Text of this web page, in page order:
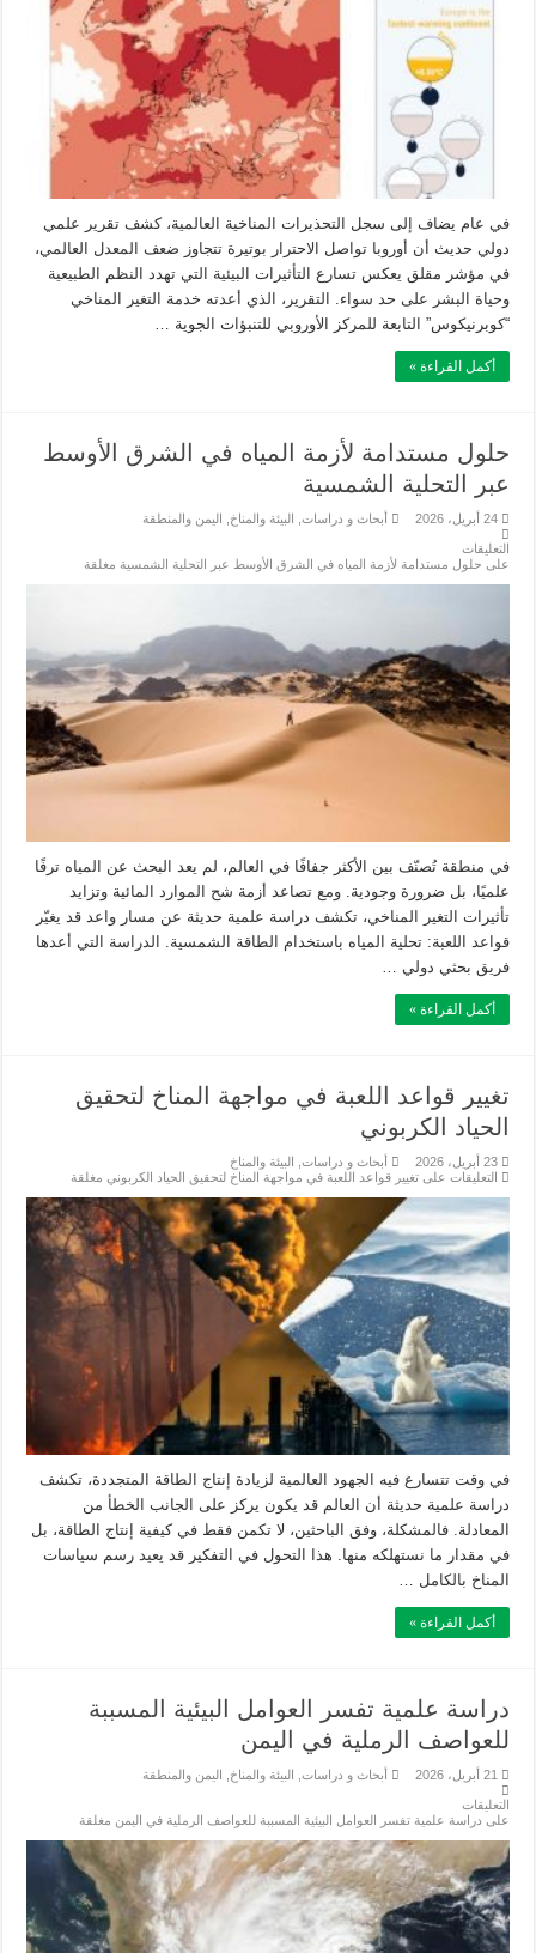
في عام يضاف إلى سجل التحذيرات المناخية العالمية، كشف تقرير علمي
دولي حديث أن أوروبا تواصل الاحترار بوتيرة تتجاوز ضعف المعدل العالمي،
في مؤشر مقلق يعكس تسارع التأثيرات البيئية التي تهدد النظم الطبيعية
وحياة البشر على حد سواء. التقرير، الذي أعدته خدمة التغير المناخي
“كوبرنيكوس” التابعة للمركز الأوروبي للتنبؤات الجوية …
أكمل القراءة »
حلول مستدامة لأزمة المياه في الشرق الأوسط
عبر التحلية الشمسية
24 أبريل، 2026 أبحاث و دراسات البيئة والمناخ اليمن والمنطقة
التعليقات
على حلول مستدامة لأزمة المياه في الشرق الأوسط عبر التحلية الشمسية مغلقة
في منطقة تُصنّف بين الأكثر جفافًا في العالم، لم يعد البحث عن المياه ترفًا
علميًا، بل ضرورة وجودية. ومع تصاعد أزمة شح الموارد المائية وتزايد
تأثيرات التغير المناخي، تكشف دراسة علمية حديثة عن مسار واعد قد يغيّر
قواعد اللعبة: تحلية المياه باستخدام الطاقة الشمسية. الدراسة التي أعدها
فريق بحثي دولي …
أكمل القراءة »
تغيير قواعد اللعبة في مواجهة المناخ لتحقيق
الحياد الكربوني
23 أبريل، 2026 أبحاث و دراسات البيئة والمناخ
التعليقات على تغيير قواعد اللعبة في مواجهة المناخ لتحقيق الحياد الكربوني مغلقة
في وقت تتسارع فيه الجهود العالمية لزيادة إنتاج الطاقة المتجددة، تكشف
دراسة علمية حديثة أن العالم قد يكون يركز على الجانب الخطأ من
المعادلة. فالمشكلة، وفق الباحثين، لا تكمن فقط في كيفية إنتاج الطاقة، بل
في مقدار ما نستهلكه منها. هذا التحول في التفكير قد يعيد رسم سياسات
المناخ بالكامل …
أكمل القراءة »
دراسة علمية تفسر العوامل البيئية المسببة
للعواصف الرملية في اليمن
21 أبريل، 2026 أبحاث و دراسات البيئة والمناخ اليمن والمنطقة
التعليقات
على دراسة علمية تفسر العوامل البيئية المسببة للعواصف الرملية في اليمن مغلقة